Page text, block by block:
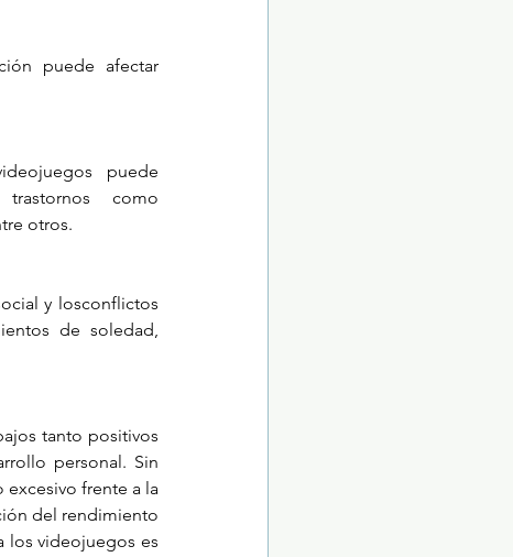
puede afectar
puede
como
otros.
y losconflictos
de soledad,
tanto positivos
personal. Sin
frente a la
del rendimiento
los videojuegos es